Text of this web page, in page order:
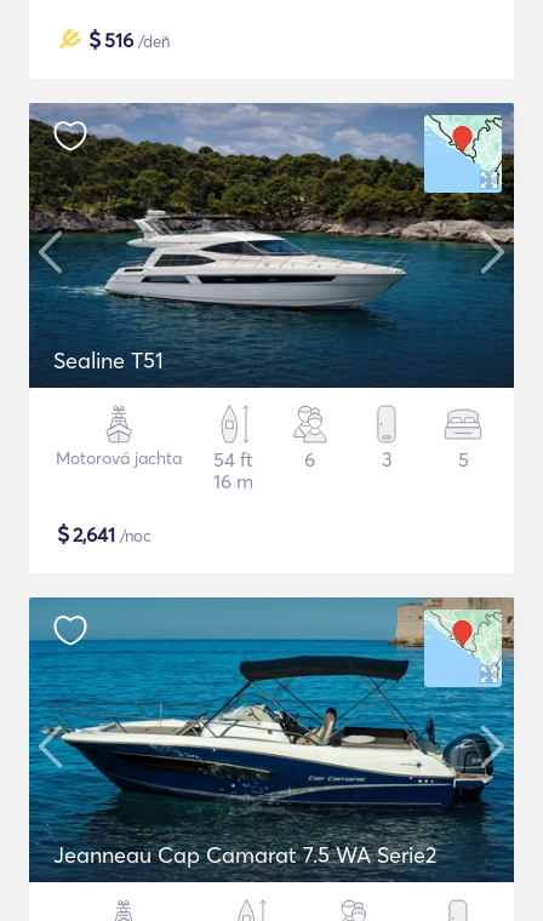
$516 /deň
Sealine T51
Motorová jachta
54 ft
16 m
6 3 5
$2,641 /noc
Jeanneau Cap Camarat 7.5 WA Serie2